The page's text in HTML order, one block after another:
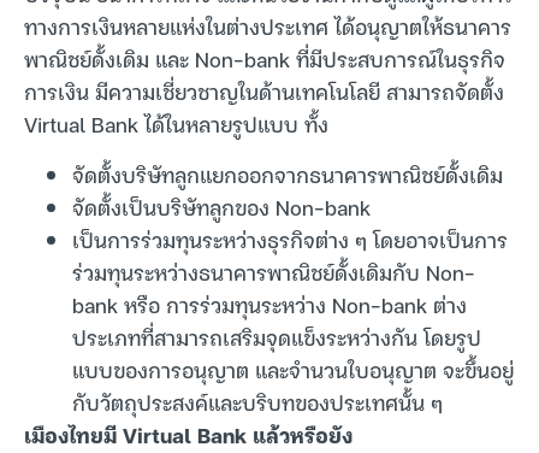
ทางการเงินหลายแห่งในต่างประเทศ ได้อนุญาตให้ธนาคาร
พาณิชย์ดั้งเดิม และ Non-bank ที่มีประสบการณ์ในธุรกิจ
การเงิน มีความเชี่ยวชาญในด้านเทคโนโลยี สามารถจัดตั้ง
Virtual Bank ได้ในหลายรูปแบบ ทั้ง
จัดตั้งบริษัทลูกแยกออกจากธนาคารพาณิชย์ดั้งเดิม
จัดตั้งเป็นบริษัทลูกของ Non-bank
เป็นการร่วมทุนระหว่างธุรกิจต่าง ๆ โดยอาจเป็นการ
ร่วมทุนระหว่างธนาคารพาณิชย์ดั้งเดิมกับ Non-
bank หรือ การร่วมทุนระหว่าง Non-bank ต่าง
ประเภทที่สามารถเสริมจุดแข็งระหว่างกัน โดยรูป
แบบของการอนุญาต และจำนวนใบอนุญาต จะขึ้นอยู่
กับวัตถุประสงค์และบริบทของประเทศนั้น ๆ
เมืองไทยมี Virtual Bank แล้วหรือยัง